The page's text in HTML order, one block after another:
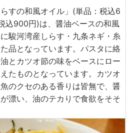
すの和風オイル」(単品：税込6
込900円)は、醤油ベースの和風
駿河湾産しらす・九条ネギ・糸
品となっています。パスタに絡
とカツオ節の味をベースにロー
たものとなっています。カツオ
のクセのある香りは皆無で、醤
漂い、油のテカりで食欲をそそ